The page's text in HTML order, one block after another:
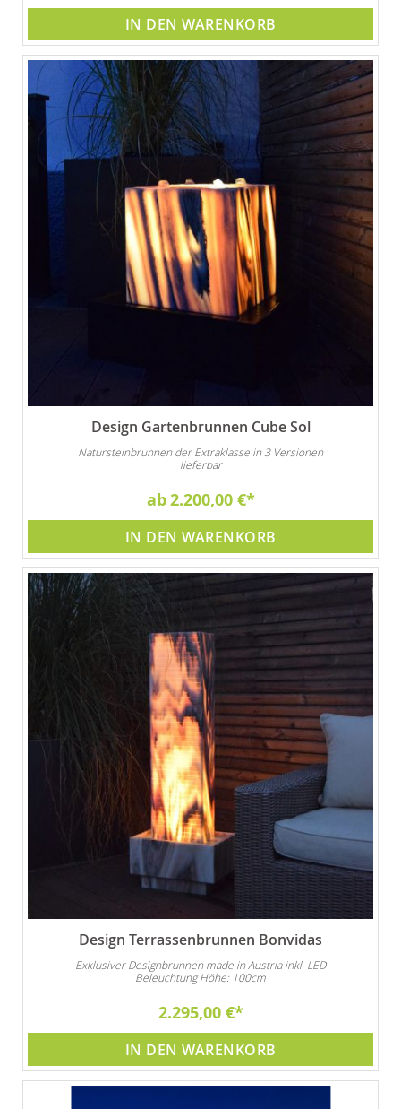
IN DEN WARENKORB
Design Gartenbrunnen Cube Sol
Natursteinbrunnen der Extraklasse in 3 Versionen
lieferbar
ab2.200,00 €
IN DEN WARENKORB
Design Terrassenbrunnen Bonvidas
Exklusiver Designbrunnen made in Austria inkl. LED
Beleuchtung Höhe: 100cm
2.295,00 €
IN DEN WARENKORB